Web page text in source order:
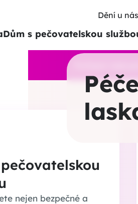
Dění u nás
Dům s pečovatelskou
Pořízení
nejen bezpečné a